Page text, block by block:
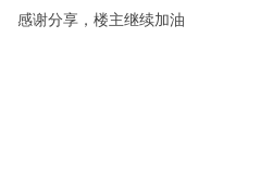
感谢分享，楼主继续加油